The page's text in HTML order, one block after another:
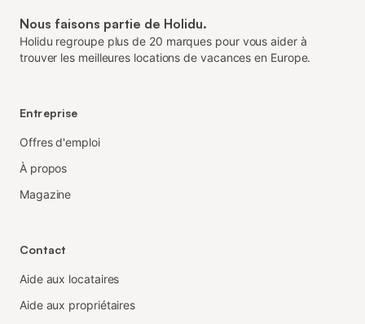
Nous faisons partie de Holidu.
Holidu regroupe plus de 20 marques pour vous aider à
trouver les meilleures locations de vacances en Europe.
Entreprise
Offres d'emploi
À propos
Magazine
Contact
Aide aux locataires
Aide aux propriétaires